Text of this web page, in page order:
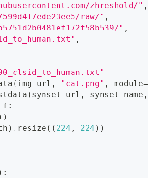
zhreshold/" ,
raw/" ,
" ,
,
( img_url , "cat.png" , module=
( synset_url , synset_name ,
f :
) )
) . resize ( ( 224 , 224 ) )
) :